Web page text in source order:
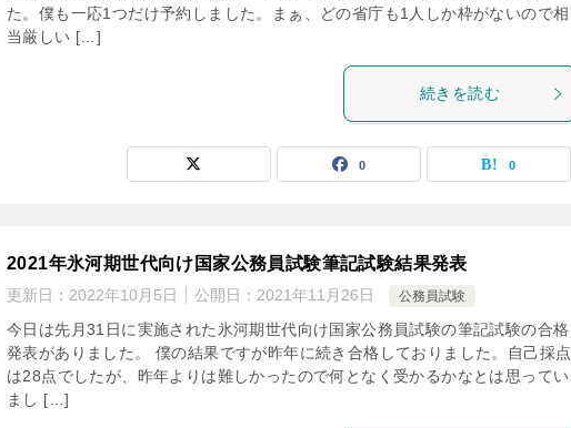
た。僕も一応1つだけ予約しました。まぁ、どの省庁も1人しか枠がないので相
当厳しい […]
続きを読む
0 0
2021年氷河期世代向け国家公務員試験筆記試験結果発表
更新日： 2022年10月5日 公開日： 2021年11月26日 公務員試験
今日は先月31日に実施された氷河期世代向け国家公務員試験の筆記試験の合格
発表がありました。 僕の結果ですが昨年に続き合格しておりました。自己採点
は28点でしたが、昨年よりは難しかったので何となく受かるかなとは思ってい
まし […]